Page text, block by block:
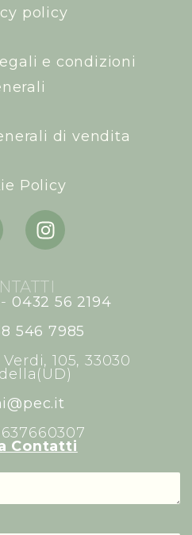
policy
e condizioni
di vendita
Policy
0432 56 2194
546 7985
105, 33030
Contatti